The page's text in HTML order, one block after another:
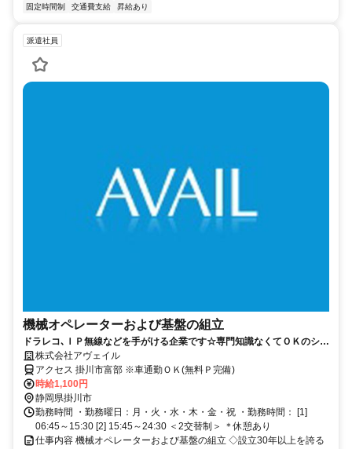
固定時間制 交通費支給 昇給あり
派遣社員
機械オペレーターおよび基盤の組立
ドラレコ､ＩＰ無線などを手がける企業です☆専門知識なくてＯＫのシン
プル作業！
株式会社アヴェイル
アクセス 掛川市富部 ※車通勤ＯＫ(無料Ｐ完備)
時給1,100円
静岡県掛川市
勤務時間 ・勤務曜日：月・火・水・木・金・祝 ・勤務時間： [1]
06:45～15:30 [2] 15:45～24:30 ＜2交替制＞ ＊休憩あり
仕事内容 機械オペレーターおよび基盤の組立 ◇設立30年以上を誇る